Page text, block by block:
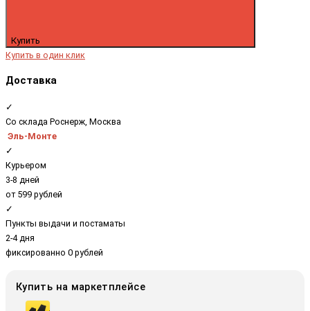
Купить
Купить в один клик
Доставка
✓
Со склада Роснерж, Москва
Эль-Монте
✓
Курьером
3-8 дней
от 599 рублей
✓
Пункты выдачи и постаматы
2-4 дня
фиксированно 0 рублей
Купить на маркетплейсе